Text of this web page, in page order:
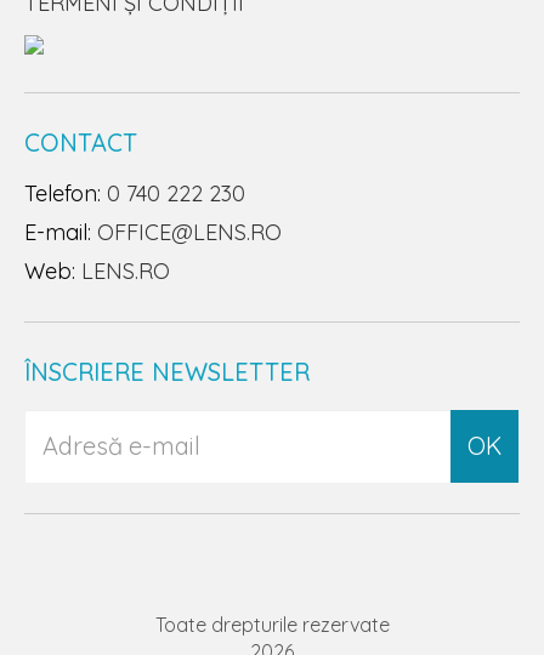
CONTACT
Telefon: 0 740 222 230
E-mail: OFFICE@LENS.RO
Web: LENS.RO
ÎNSCRIERE NEWSLETTER
OK
Toate drepturile rezervate